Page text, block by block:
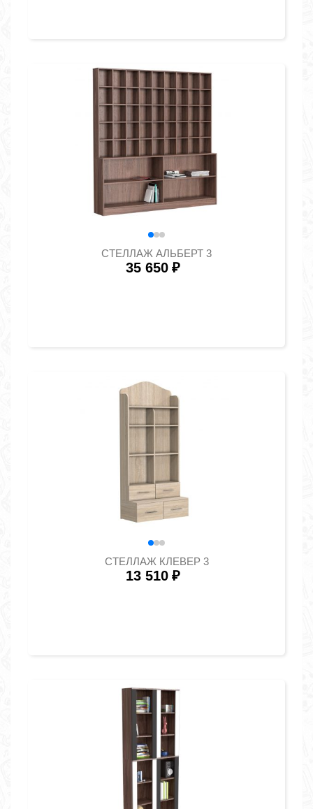
СТЕЛЛАЖ АЛЬБЕРТ 3
35 650 ₽
СТЕЛЛАЖ КЛЕВЕР 3
13 510 ₽